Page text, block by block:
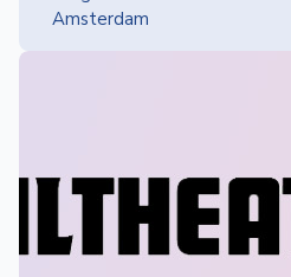
Excursies
aanbod
Over
Amsterdam